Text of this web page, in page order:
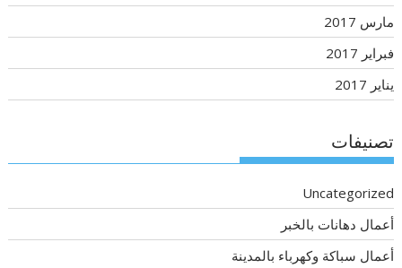
مارس 2017
فبراير 2017
يناير 2017
تصنيفات
Uncategorized
أعمال دهانات بالخبر
أعمال سباكة وكهرباء بالمدينة